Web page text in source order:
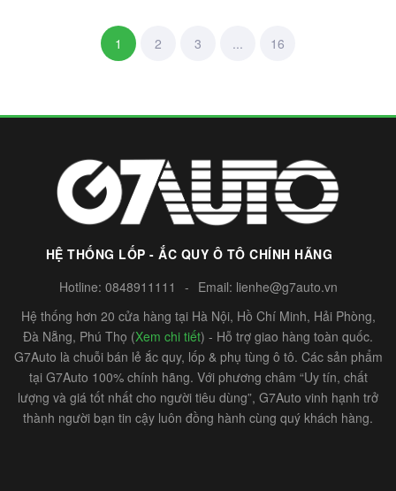
1 2 3 ... 16
HỆ THỐNG LỐP - ẮC QUY Ô TÔ CHÍNH HÃNG
Hotline: 0848911111 - Email: lienhe@g7auto.vn
Hệ thống hơn 20 cửa hàng tại Hà Nội, Hồ Chí Minh, Hải Phòng,
Đà Nẵng, Phú Thọ (Xem chi tiết) - Hỗ trợ giao hàng toàn quốc.
G7Auto là chuỗi bán lẻ ắc quy, lốp & phụ tùng ô tô. Các sản phẩm
tại G7Auto 100% chính hãng. Với phương châm “Uy tín, chất
lượng và giá tốt nhất cho người tiêu dùng”, G7Auto vinh hạnh trở
thành người bạn tin cậy luôn đồng hành cùng quý khách hàng.